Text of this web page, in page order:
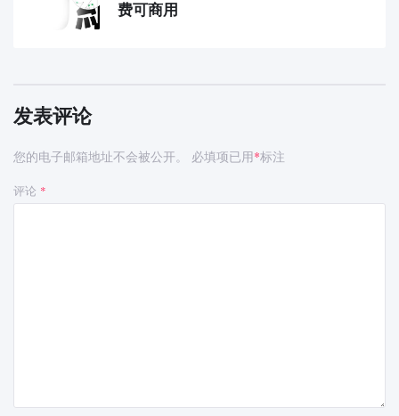
费可商用
发表评论
您的电子邮箱地址不会被公开。 必填项已用*标注
评论 *